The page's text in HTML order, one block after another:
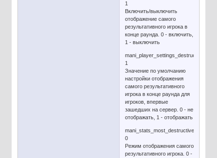
1
Включить/выключить
отображение самого
результативного игрока в
конце раунда. 0 - включить,
1 - выключить
mani_player_settings_destructive
1
Значение по умолчанию
настройки отображения
самого результативного
игрока в конце раунда для
игроков, впервые
зашедших на сервер. 0 - не
отображать, 1 - отображать
mani_stats_most_destructive_mode
0
Режим отображения самого
результативного игрока. 0 -